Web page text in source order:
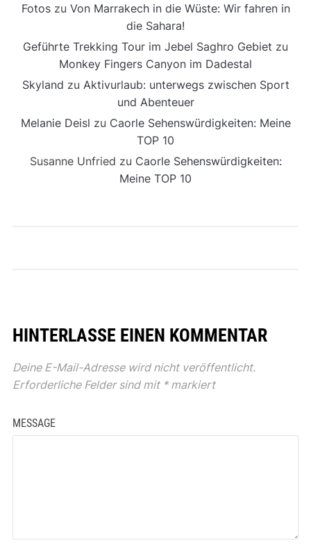
Fotoszu Von Marrakech in die Wüste: Wir fahren in
die Sahara!
Geführte Trekking Tour im Jebel Saghro Gebiet zu
Monkey Fingers Canyon im Dadestal
Skyland zu Aktivurlaub: unterwegs zwischen Sport
und Abenteuer
Melanie Deisl zu Caorle Sehenswürdigkeiten: Meine
TOP 10
Susanne Unfried zu Caorle Sehenswürdigkeiten:
Meine TOP 10
HINTERLASSE EINEN KOMMENTAR
Deine E-Mail-Adresse wird nicht veröffentlicht.
Erforderliche Felder sind mit *markiert
MESSAGE